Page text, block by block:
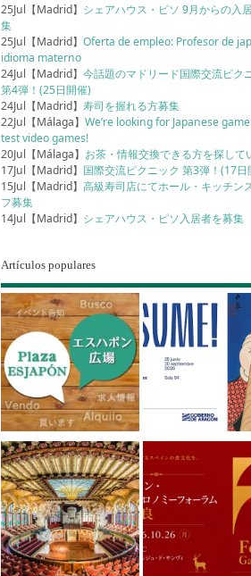
25Jul【Madrid】 シェアハウス・ピソ 9月からの入
集
25Jul【Madrid】Oferta de empleo: Profesor de
idioma materno
24Jul【Madrid】今話題のマドリード国際交流ピク
第4弾！(25日開催)
24Jul【Madrid】寿司を握れる方募集
22Jul【Málaga】We’re looking for Japanese
test video games!
20Jul【Málaga】 お茶・情報交換できる方を探して
17Jul【Madrid】 国際交流ピクニック 第3弾！(17日
15Jul【Madrid】高級寿司店にてホール・キッチン
フ募集
14Jul【Madrid】 シェアハウス・ピソ入居者を募集
Artículos populares